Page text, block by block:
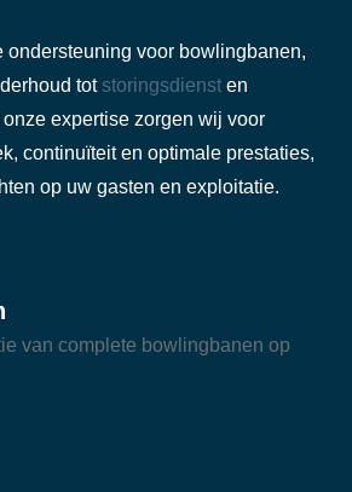
ondersteuning voor bowlingbanen,
tot storingsdienst en
onze expertise zorgen wij voor
continuïteit en optimale prestaties,
op uw gasten en exploitatie.
van complete bowlingbanen op